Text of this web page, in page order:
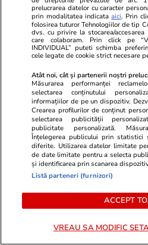
ZiaruldeIasi.ro
Proiectul imobiliar
Lidl Moara de Foc este
vânzare. Dezvoltatorul
asociat în piață cu un alt
de anvergură
ULTIMELE ȘTIRI
Infrastructura
Imagini văzute din
km din Autostrada A7,
Care este punctul cel
prelucrarea datelor cu caracter
prin modalitatea indicataaici. Prin
folosirea tuturor Tehnologiilor de tip
dvs. cu privire la stocarea/
care colaboram. Prin click pe
INDIVIDUAL” puteti schimba
cele legate de cookie strict necesare
Atât noi, cât și partenerii noștri
Măsurarea performanței
selectarea conținutului
informațiilor de pe un dispozitiv.
Crearea profilurilor de conținut
selectarea publicității
publicitate personalizată.
Înțelegerea publicului prin
diferite. Utilizarea datelor limitate
de date limitate pentru a selecta
și identificarea prin scanarea
Listă parteneri (furnizori)
ACCEPT
VREAU SA MODIFIC